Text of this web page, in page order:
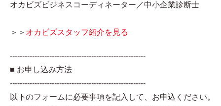
オカビズビジネスコーディネーター／中小企業診断士
＞＞ オカビズスタッフ紹介を見る
-------------------------------------------------------
■ お申し込み方法
-------------------------------------------------------
以下のフォームに必要事項を記入して、お申込ください。